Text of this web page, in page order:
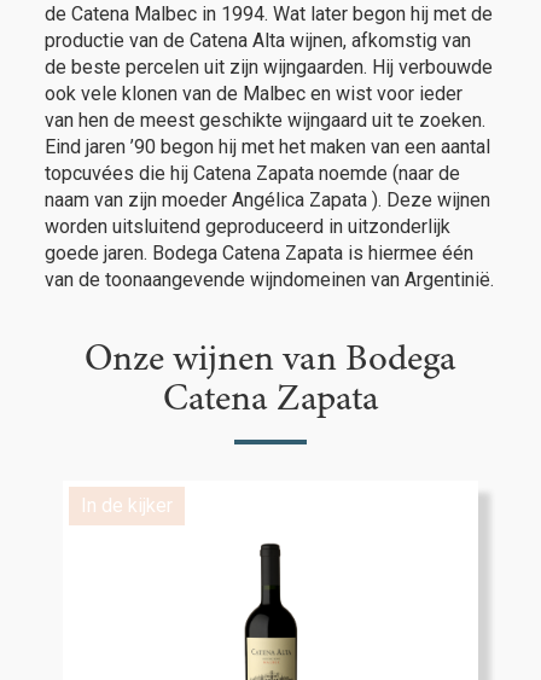
de Catena Malbec in 1994. Wat later begon hij met de
productie van de Catena Alta wijnen, afkomstig van
de beste percelen uit zijn wijngaarden. Hij verbouwde
ook vele klonen van de Malbec en wist voor ieder
van hen de meest geschikte wijngaard uit te zoeken.
Eind jaren ’90 begon hij met het maken van een aantal
topcuvées die hij Catena Zapata noemde (naar de
naam van zijn moeder Angélica Zapata ). Deze wijnen
worden uitsluitend geproduceerd in uitzonderlijk
goede jaren. Bodega Catena Zapata is hiermee één
van de toonaangevende wijndomeinen van Argentinië.
Onze wijnen van Bodega
Catena Zapata
In de kijker